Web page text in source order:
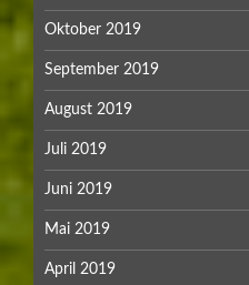
Oktober 2019
September 2019
August 2019
Juli 2019
Juni 2019
Mai 2019
April 2019